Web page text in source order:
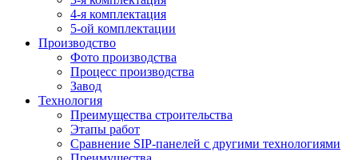
4-я комплектация
5-ой комплектации
Производство
Фото производства
Процесс производства
Завод
Технология
Преимущества строительства
Этапы работ
Сравнение SIP-панелей с другими технологиями